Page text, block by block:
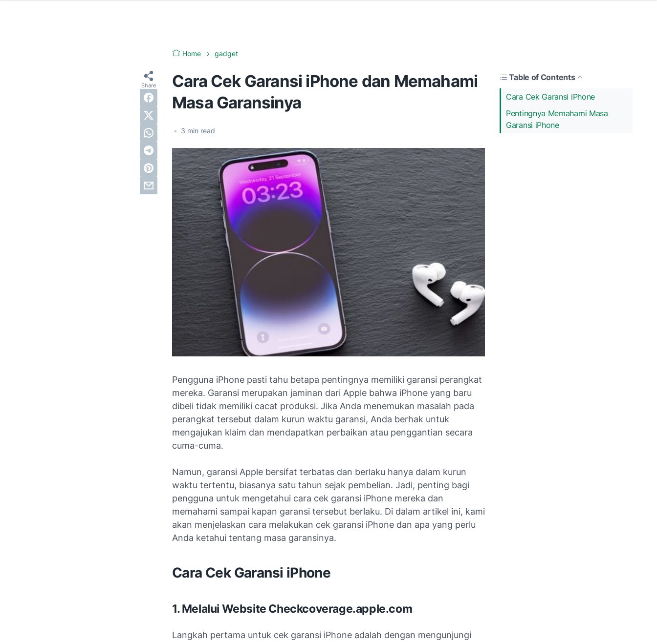
Home gadget
Cara Cek Garansi iPhone dan Memahami
Masa Garansinya
• 3 min read
Table of Contents
Cara Cek Garansi iPhone
Pentingnya Memahami Masa
Garansi iPhone
Pengguna iPhone pasti tahu betapa pentingnya memiliki garansi perangkat
mereka. Garansi merupakan jaminan dari Apple bahwa iPhone yang baru
dibeli tidak memiliki cacat produksi. Jika Anda menemukan masalah pada
perangkat tersebut dalam kurun waktu garansi, Anda berhak untuk
mengajukan klaim dan mendapatkan perbaikan atau penggantian secara
cuma-cuma.
Namun, garansi Apple bersifat terbatas dan berlaku hanya dalam kurun
waktu tertentu, biasanya satu tahun sejak pembelian. Jadi, penting bagi
pengguna untuk mengetahui cara cek garansi iPhone mereka dan
memahami sampai kapan garansi tersebut berlaku. Di dalam artikel ini, kami
akan menjelaskan cara melakukan cek garansi iPhone dan apa yang perlu
Anda ketahui tentang masa garansinya.
Cara Cek Garansi iPhone
1. Melalui Website Checkcoverage.apple.com
Langkah pertama untuk cek garansi iPhone adalah dengan mengunjungi